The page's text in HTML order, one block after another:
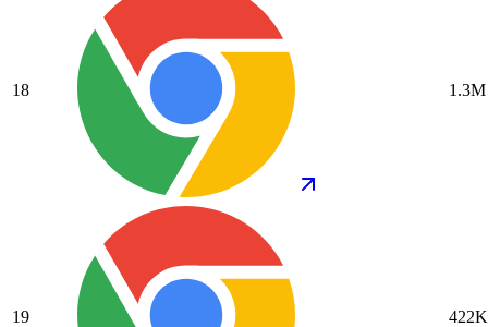
18 1.3M
19 422K